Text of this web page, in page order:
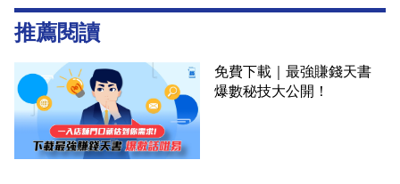
推薦閱讀
免費下載｜最強賺錢天書
爆數秘技大公開！